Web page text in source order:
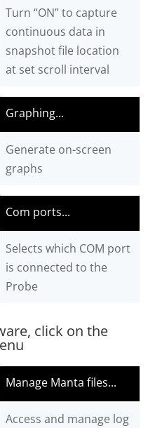
Turn “ON” to capture
continuous data in
snapshot file location
at set scroll interval
Graphing...
Generate on-screen
graphs
Com ports...
Selects which COM port
is connected to the
Probe
click on the
Manage Manta files...
Access and manage log